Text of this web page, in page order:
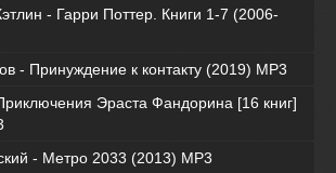
- Гарри Поттер. Книги 1-7 (2006-
- Принуждение к контакту (2019) MP3
Эраста Фандорина [16 книг]
- Метро 2033 (2013) MP3